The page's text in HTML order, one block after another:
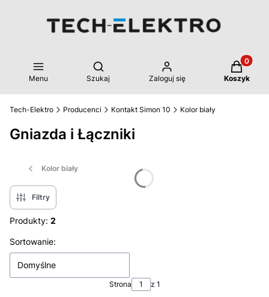
Menu
Otwórz wyszukiwarkę
Szukaj Zaloguj się Koszyk
Tech-Elektro Producenci Kontakt Simon 10 Kolor biały
Gniazda i Łączniki
Kolor biały
Filtry
Produkty: 2
Lista produktów
Sortowanie:
Domyślne
Strona z 1